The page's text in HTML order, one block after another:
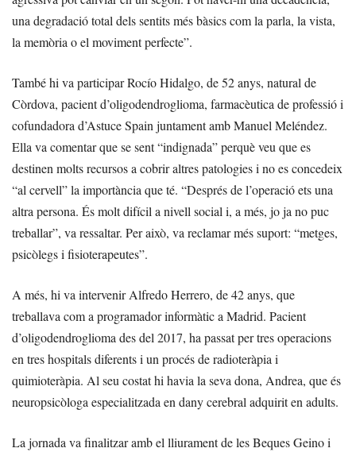
una degradació total dels sentits més bàsics com la parla, la vista,
la memòria o el moviment perfecte”.
També hi va participar Rocío Hidalgo, de 52 anys, natural de
Còrdova, pacient d’oligodendroglioma, farmacèutica de professió i
cofundadora d’Astuce Spain juntament amb Manuel Meléndez.
Ella va comentar que se sent “indignada” perquè veu que es
destinen molts recursos a cobrir altres patologies i no es concedeix
“al cervell” la importància que té. “Després de l’operació ets una
altra persona. És molt difícil a nivell social i, a més, jo ja no puc
treballar”, va ressaltar. Per això, va reclamar més suport: “metges,
psicòlegs i fisioterapeutes”.
A més, hi va intervenir Alfredo Herrero, de 42 anys, que
treballava com a programador informàtic a Madrid. Pacient
d’oligodendroglioma des del 2017, ha passat per tres operacions
en tres hospitals diferents i un procés de radioteràpia i
quimioteràpia. Al seu costat hi havia la seva dona, Andrea, que és
neuropsicòloga especialitzada en dany cerebral adquirit en adults.
La jornada va finalitzar amb el lliurament de les Beques Geino i